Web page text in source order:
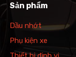
Sản phẩm
Dầu nhớt
Phụ kiện xe